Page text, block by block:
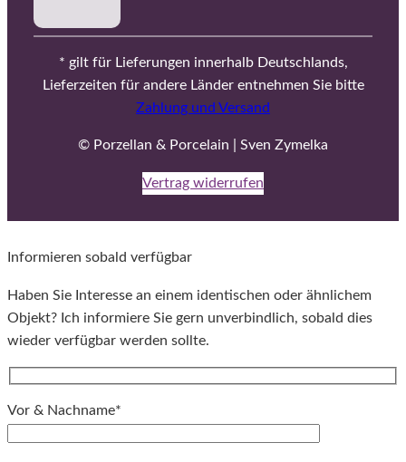
* gilt für Lieferungen innerhalb Deutschlands,
Lieferzeiten für andere Länder entnehmen Sie bitte
Zahlung und Versand
© Porzellan & Porcelain | Sven Zymelka
Vertrag widerrufen
Informieren sobald verfügbar
Haben Sie Interesse an einem identischen oder ähnlichem
Objekt? Ich informiere Sie gern unverbindlich, sobald dies
wieder verfügbar werden sollte.
Vor & Nachname*